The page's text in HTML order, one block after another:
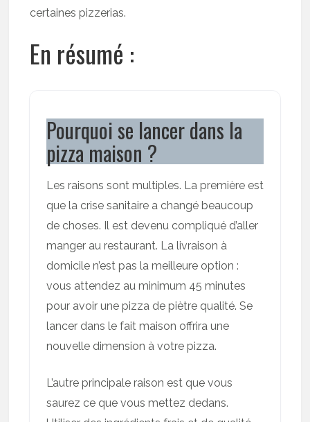
certaines pizzerias.
En résumé :
Pourquoi se lancer dans la
pizza maison ?
Les raisons sont multiples. La première est
que la crise sanitaire a changé beaucoup
de choses. Il est devenu compliqué d’aller
manger au restaurant. La livraison à
domicile n’est pas la meilleure option :
vous attendez au minimum 45 minutes
pour avoir une pizza de piètre qualité. Se
lancer dans le fait maison offrira une
nouvelle dimension à votre pizza.
L’autre principale raison est que vous
saurez ce que vous mettez dedans.